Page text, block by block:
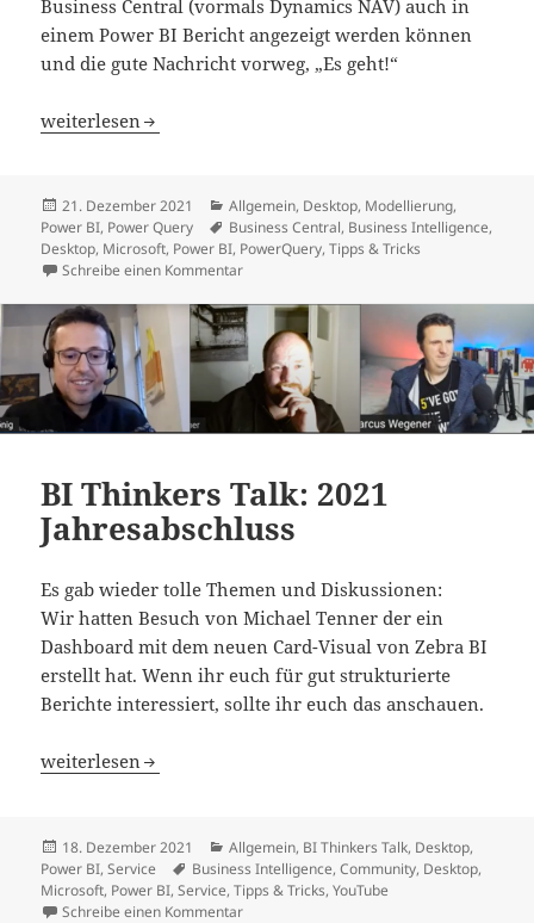
Business Central (vormals Dynamics NAV) auch in
einem Power BI Bericht angezeigt werden können
und die gute Nachricht vorweg, „Es geht!“
Bilder aus Business Central in Power BI anzeigen
weiterlesen
Veröffentlicht
am
21. Dezember 2021 Kategorien
Allgemein, Desktop, Modellierung,
Power BI, Power Query Schlagwörter
Business Central, Business Intelligence,
Desktop, Microsoft, Power BI, PowerQuery,Tipps & Tricks
Schreibe einen Kommentarzu Bilder aus Business Central in Power BI
BI Thinkers Talk: 2021
Jahresabschluss
Es gab wieder tolle Themen und Diskussionen:
Wir hatten Besuch von Michael Tenner der ein
Dashboard mit dem neuen Card-Visual von Zebra BI
erstellt hat. Wenn ihr euch für gut strukturierte
Berichte interessiert, sollte ihr euch das anschauen.
BI Thinkers Talk: 2021 Jahresabschluss
weiterlesen
Veröffentlicht
am
18. Dezember 2021 Kategorien
Allgemein, BI Thinkers Talk, Desktop,
Power BI,Service Schlagwörter
Business Intelligence,Community, Desktop,
Microsoft, Power BI,Service,Tipps & Tricks,YouTube
Schreibe einen Kommentarzu BI Thinkers Talk: 2021 Jahresabschluss